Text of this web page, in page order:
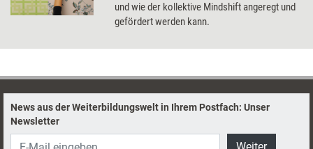
und wie der kollektive Mindshift angeregt und
gefördert werden kann.
News aus der Weiterbildungswelt in Ihrem Postfach: Unser
Newsletter